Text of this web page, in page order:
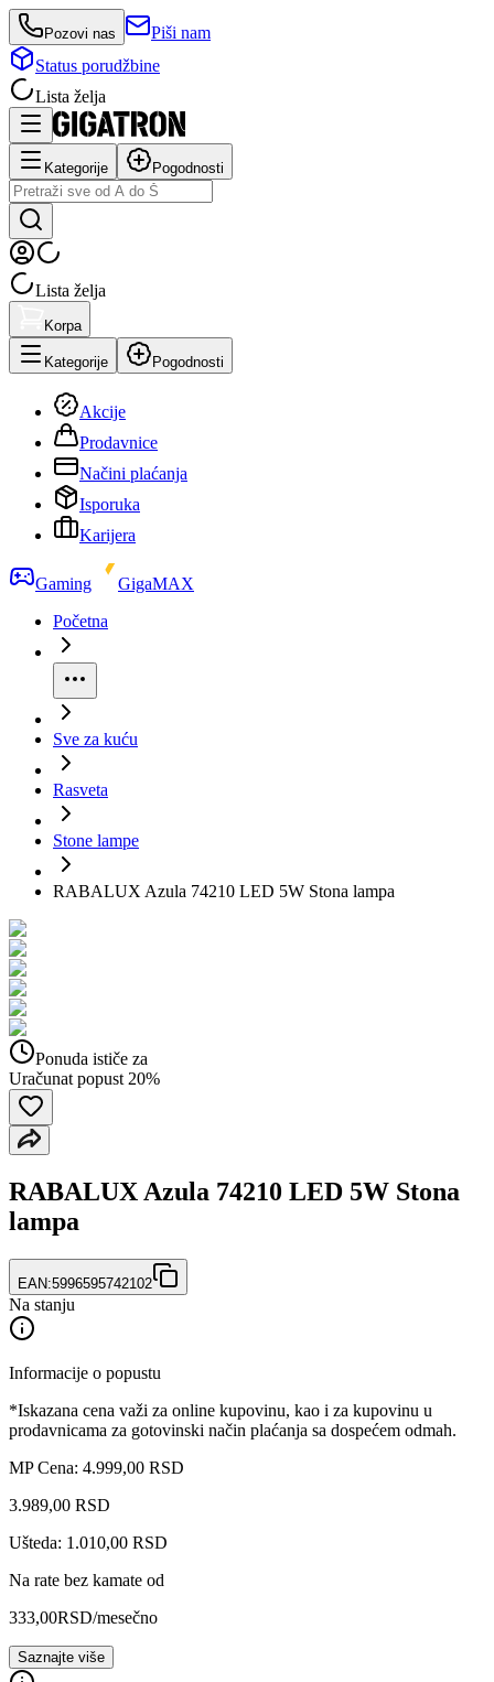
Pozovi nas
Piši nam
Status porudžbine
Lista želja
Kategorije Pogodnosti
Lista želja
Korpa
Kategorije Pogodnosti
Akcije
Prodavnice
Načini plaćanja
Isporuka
Karijera
Gaming
GigaMAX
Početna
Sve za kuću
Rasveta
Stone lampe
RABALUX Azula 74210 LED 5W Stona lampa
Ponuda ističe za
Uračunat popust 20%
RABALUX Azula 74210 LED 5W Stona
lampa
EAN:5996595742102
Na stanju
Informacije o popustu
*Iskazana cena važi za online kupovinu, kao i za kupovinu u
prodavnicama za gotovinski način plaćanja sa dospećem odmah.
MP Cena: 4.999,00 RSD
3.989,00 RSD
Ušteda: 1.010,00 RSD
Na rate bez kamate od
333,00RSD/mesečno
Saznajte više